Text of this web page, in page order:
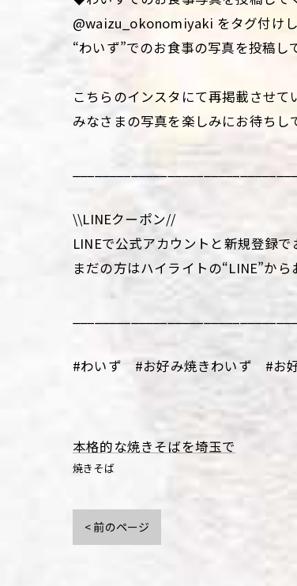
@waizu_okonomiyaki をタグ付け
“わいず”でのお食事の写真を投稿し
こちらのインスタにて再掲載させ
みなさまの写真を楽しみにお待ち
\\LINEクーポン//
LINEで公式アカウントと新規登録
まだの方はハイライトの“LINE”か
#わいず #お好み焼きわいず #お
本格的な焼きそばを埼玉で
焼きそば
< 前のページ